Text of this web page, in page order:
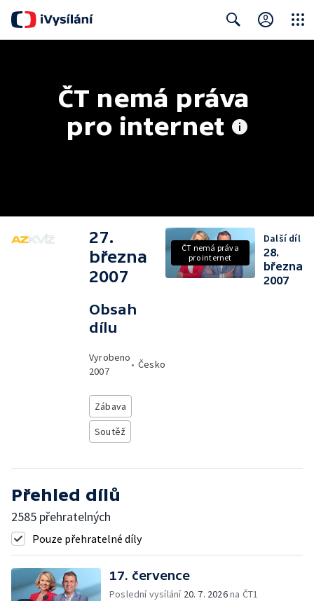
ČT nemá práva
pro internet
27.
března
2007
Obsah
dílu
Vyrobeno
2007
• Česko
Zábava
Soutěž
ČT nemá práva
pro internet
Další díl
28.
března
2007
Přehled dílů
2585 přehratelných
Pouze přehratelné díly
17. července
Poslední vysílání 20. 7. 2026na ČT1